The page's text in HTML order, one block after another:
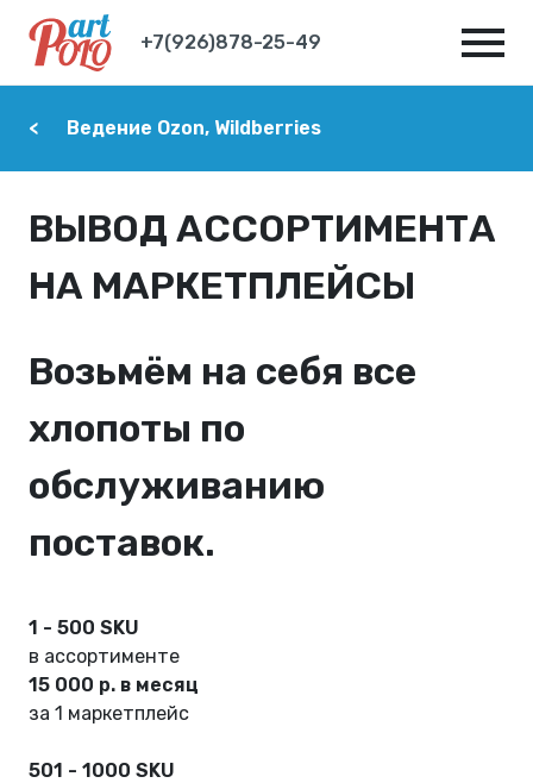
+7(926)878-25-49
Ведение Ozon, Wildberries
ВЫВОД АССОРТИМЕНТА
НА МАРКЕТПЛЕЙСЫ
Возьмём на себя все
хлопоты по
обслуживанию
поставок.
1 - 500 SKU
в ассортименте
15 000 р. в месяц
за 1 маркетплейс
501 - 1000 SKU